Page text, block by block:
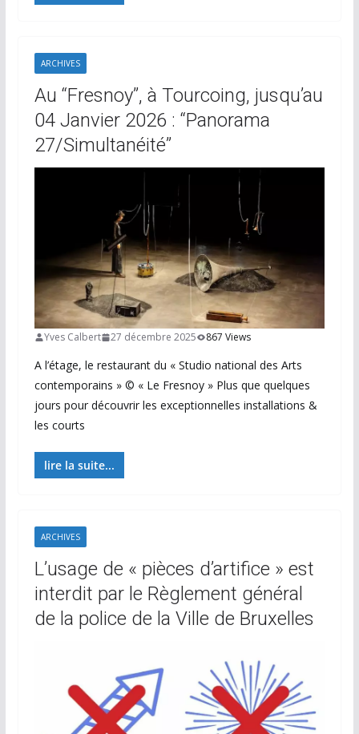
ARCHIVES
Au “Fresnoy”, à Tourcoing, jusqu’au
04 Janvier 2026 : “Panorama
27/Simultanéité”
Yves Calbert 27 décembre 2025 867 Views
A l’étage, le restaurant du « Studio national des Arts
contemporains » © « Le Fresnoy » Plus que quelques
jours pour découvrir les exceptionnelles installations &
les courts
lire la suite...
ARCHIVES
L’usage de « pièces d’artifice » est
interdit par le Règlement général
de la police de la Ville de Bruxelles